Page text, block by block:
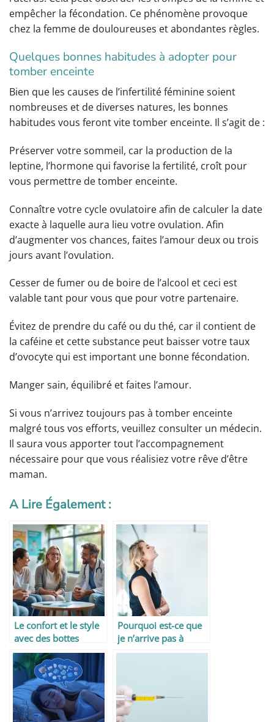
empêcher la fécondation. Ce phénomène provoque
chez la femme de douloureuses et abondantes règles.
Quelques bonnes habitudes à adopter pour
tomber enceinte
Bien que les causes de l’infertilité féminine soient
nombreuses et de diverses natures, les bonnes
habitudes vous feront vite tomber enceinte. Il s’agit de :
Préserver votre sommeil, car la production de la
leptine, l’hormone qui favorise la fertilité, croît pour
vous permettre de tomber enceinte.
Connaître votre cycle ovulatoire afin de calculer la date
exacte à laquelle aura lieu votre ovulation. Afin
d’augmenter vos chances, faites l’amour deux ou trois
jours avant l’ovulation.
Cesser de fumer ou de boire de l’alcool et ceci est
valable tant pour vous que pour votre partenaire.
Évitez de prendre du café ou du thé, car il contient de
la caféine et cette substance peut baisser votre taux
d’ovocyte qui est important une bonne fécondation.
Manger sain, équilibré et faites l’amour.
Si vous n’arrivez toujours pas à tomber enceinte
malgré tous vos efforts, veuillez consulter un médecin.
Il saura vous apporter tout l’accompagnement
nécessaire pour que vous réalisiez votre rêve d’être
maman.
A Lire Également :
Le confort et le style
avec des bottes
femme en cuir fourré
Pourquoi est-ce que
je n’arrive pas à
tomber enceinte ?